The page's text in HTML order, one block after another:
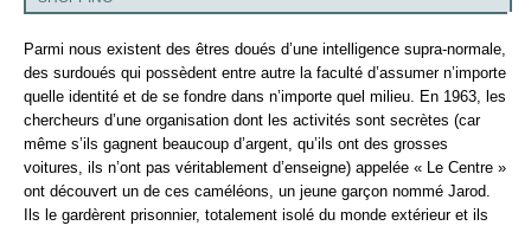
Parmi nous existent des êtres doués d’une intelligence supra-normale,
des surdoués qui possèdent entre autre la faculté d’assumer n’importe
quelle identité et de se fondre dans n’importe quel milieu. En 1963, les
chercheurs d’une organisation dont les activités sont secrètes (car
même s’ils gagnent beaucoup d’argent, qu’ils ont des grosses
voitures, ils n’ont pas véritablement d’enseigne) appelée « Le Centre »
ont découvert un de ces caméléons, un jeune garçon nommé Jarod.
Ils le gardèrent prisonnier, totalement isolé du monde extérieur et ils